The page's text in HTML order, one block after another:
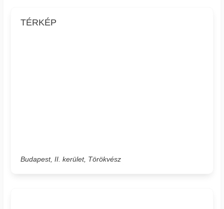
TÉRKÉP
Budapest, II. kerület, Törökvész